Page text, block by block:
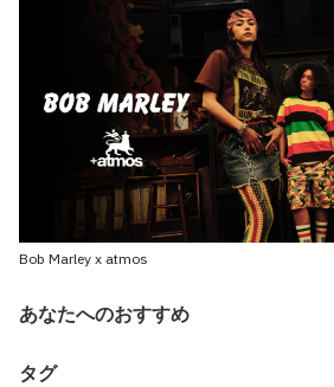
Bob Marley x atmos
あなたへのおすすめ
タグ